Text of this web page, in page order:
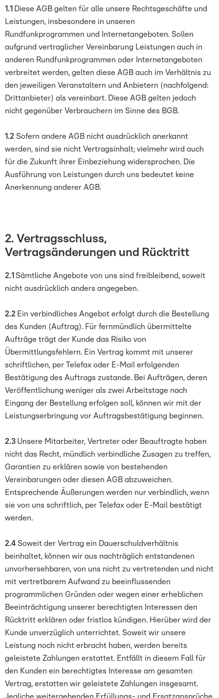
1.1 Diese AGB gelten für alle unsere Rechtsgeschäfte und
Leistungen, insbesondere in unseren
Rundfunkprogrammen und Internetangeboten. Sollen
aufgrund vertraglicher Vereinbarung Leistungen auch in
anderen Rundfunkprogrammen oder Internetangeboten
verbreitet werden, gelten diese AGB auch im Verhältnis zu
den jeweiligen Veranstaltern und Anbietern (nachfolgend:
Drittanbieter) als vereinbart. Diese AGB gelten jedoch
nicht gegenüber Verbrauchern im Sinne des BGB.
1.2 Sofern andere AGB nicht ausdrücklich anerkannt
werden, sind sie nicht Vertragsinhalt; vielmehr wird auch
für die Zukunft ihrer Einbeziehung widersprochen. Die
Ausführung von Leistungen durch uns bedeutet keine
Anerkennung anderer AGB.
2. Vertragsschluss,
Vertragsänderungen und Rücktritt
2.1 Sämtliche Angebote von uns sind freibleibend, soweit
nicht ausdrücklich anders angegeben.
2.2 Ein verbindliches Angebot erfolgt durch die Bestellung
des Kunden (Auftrag). Für fernmündlich übermittelte
Aufträge trägt der Kunde das Risiko von
Übermittlungsfehlern. Ein Vertrag kommt mit unserer
schriftlichen, per Telefax oder E-Mail erfolgenden
Bestätigung des Auftrags zustande. Bei Aufträgen, deren
Veröffentlichung weniger als zwei Arbeitstage nach
Eingang der Bestellung erfolgen soll, können wir mit der
Leistungserbringung vor Auftragsbestätigung beginnen.
2.3 Unsere Mitarbeiter, Vertreter oder Beauftragte haben
nicht das Recht, mündlich verbindliche Zusagen zu treffen,
Garantien zu erklären sowie von bestehenden
Vereinbarungen oder diesen AGB abzuweichen.
Entsprechende Äußerungen werden nur verbindlich, wenn
sie von uns schriftlich, per Telefax oder E-Mail bestätigt
werden.
2.4 Soweit der Vertrag ein Dauerschuldverhältnis
beinhaltet, können wir aus nachträglich entstandenen
unvorhersehbaren, von uns nicht zu vertretenden und nicht
mit vertretbarem Aufwand zu beeinflussenden
programmlichen Gründen oder wegen einer erheblichen
Beeinträchtigung unserer berechtigten Interessen den
Rücktritt erklären oder fristlos kündigen. Hierüber wird der
Kunde unverzüglich unterrichtet. Soweit wir unsere
Leistung noch nicht erbracht haben, werden bereits
geleistete Zahlungen erstattet. Entfällt in diesem Fall für
den Kunden ein berechtigtes Interesse am gesamten
Vertrag, erstatten wir geleistete Zahlungen insgesamt.